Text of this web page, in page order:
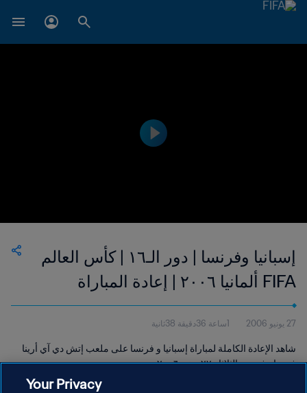
إسبانيا وفرنسا | دور الـ١٦ | كأس العالم
FIFA ألمانيا ٢٠٠٦ | إعادة المباراة
27 يونيو 2006 1ساعة 36دقيقة 38ثانية
شاهد الإعادة الكاملة لمباراة إسبانيا و فرنسا على ملعب إتش دي آي أرينا
في هانوفر يوم الثلاثاء ٢٧ يونيو ٢٠٠٦.
Your Privacy